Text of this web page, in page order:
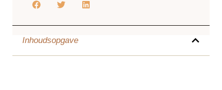
Inhoudsopgave